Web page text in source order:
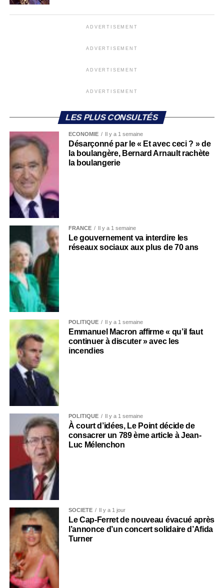
ADVERTISEMENT
ADVERTISEMENT
ADVERTISEMENT
ADVERTISEMENT
LES PLUS CONSULTÉS
ECONOMIE Il y a 1 semaine
Désarçonné par le « Et avec ceci ? » de
la boulangère, Bernard Arnault rachète
la boulangerie
FRANCE Il y a 1 semaine
Le gouvernement va interdire les
réseaux sociaux aux plus de 70 ans
POLITIQUE Il y a 1 semaine
Emmanuel Macron affirme « qu’il faut
continuer à discuter » avec les
incendies
POLITIQUE Il y a 1 semaine
À court d’idées, Le Point décide de
consacrer un 789 ème article à Jean-
Luc Mélenchon
SOCIÉTÉ Il y a 1 jour
Le Cap-Ferret de nouveau évacué après
l’annonce d’un concert solidaire d’Afida
Turner